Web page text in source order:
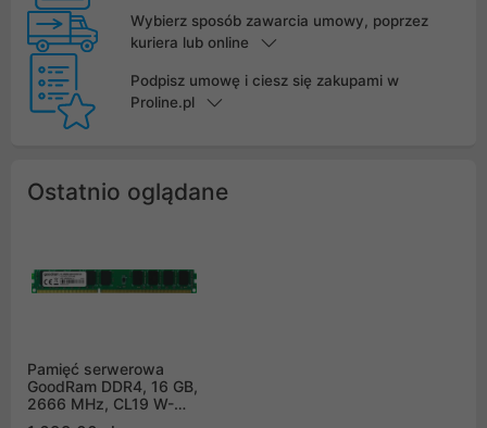
Wybierz sposób zawarcia umowy, poprzez
kuriera lub online
Podpisz umowę i ciesz się zakupami w
Proline.pl
Ostatnio oglądane
Pamięć serwerowa
GoodRam DDR4, 16 GB,
2666 MHz, CL19 W-